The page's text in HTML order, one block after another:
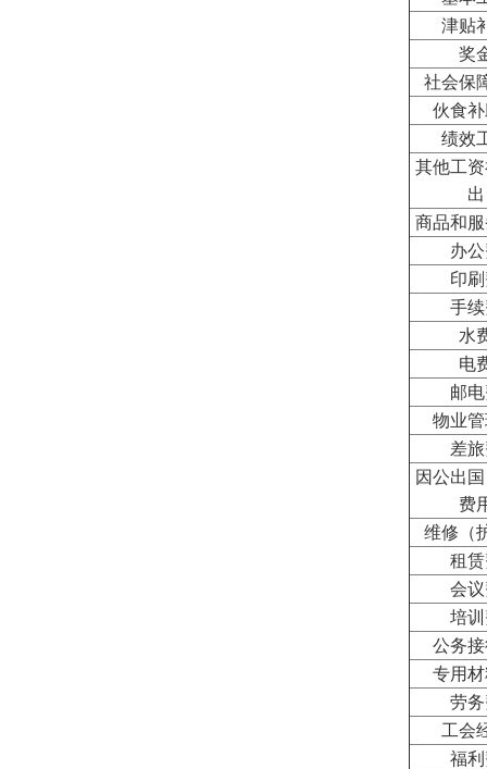
津贴
奖
社会保
伙食
绩效
其他工
出
商品和
办
印
手
水
电
邮
物业
差
因公出
费
维修（
租
会
培
公务
专用
劳
工会
福